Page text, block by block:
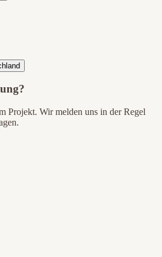
Projekt. Wir melden uns in der Regel